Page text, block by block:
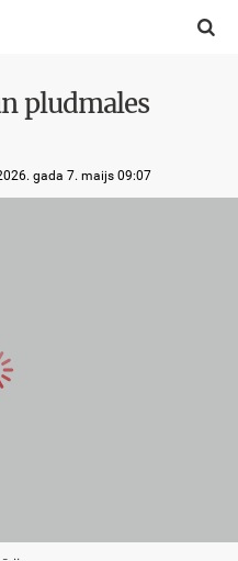

pludmales
gada 7. maijs 09:07